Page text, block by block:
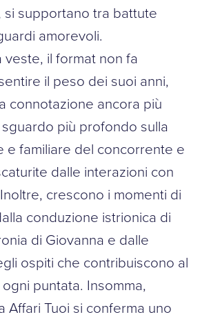
si supportano tra battute
amorevoli.
veste, il format non fa
il peso dei suoi anni,
connotazione ancora più
più profondo sulla
e familiare del concorrente e
dalle interazioni con
crescono i momenti di
conduzione istrionica di
di Giovanna e dalle
ospiti che contribuiscono al
puntata. Insomma,
Affari Tuoi si conferma uno